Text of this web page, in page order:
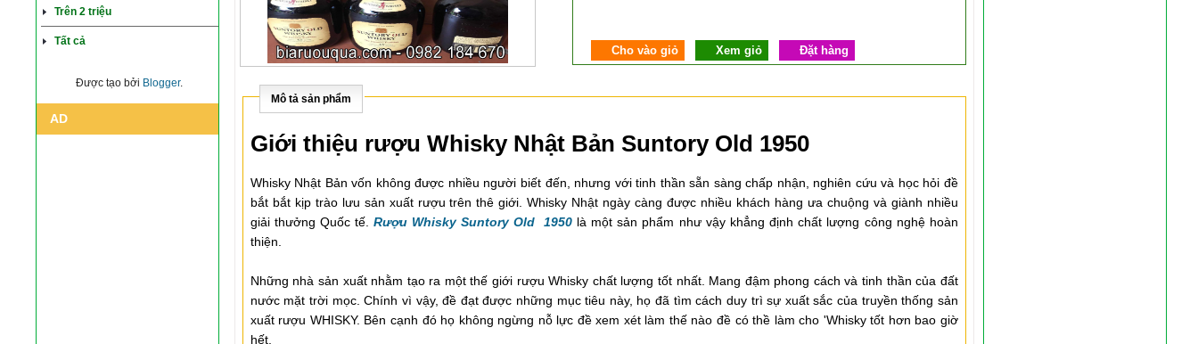
Trên 2 triệu
Tất cả
Được tạo bởi Blogger.
AD
Cho vào giỏ Xem giỏ Đặt hàng
Mô tả sản phẩm
Giới thiệu rượu Whisky Nhật Bản Suntory Old 1950
Whisky Nhật Bản vốn không được nhiều người biết đến, nhưng với tinh thần sẵn sàng chấp nhận, nghiên cứu và học hỏi đề
bắt bắt kịp trào lưu sản xuất rượu trên thê giới. Whisky Nhật ngày càng được nhiều khách hàng ưa chuộng và giành nhiều
giải thưởng Quốc tế. Rượu Whisky Suntory Old 1950là một sản phẩm như vậy khẳng định chất lượng công nghệ hoàn
thiện.
Những nhà sản xuất nhằm tạo ra một thế giới rượu Whisky chất lượng tốt nhất. Mang đậm phong cách và tinh thần của đất
nước mặt trời mọc. Chính vì vậy, đề đạt được những mục tiêu này, họ đã tìm cách duy trì sự xuất sắc của truyền thống sản
xuất rượu WHISKY. Bên cạnh đó họ không ngừng nỗ lực đề xem xét làm thế nào đề có thề làm cho 'Whisky tốt hơn bao giờ
hết.